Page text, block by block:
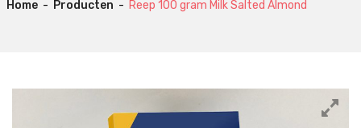
Home - Producten - Reep 100 gram Milk Salted Almond